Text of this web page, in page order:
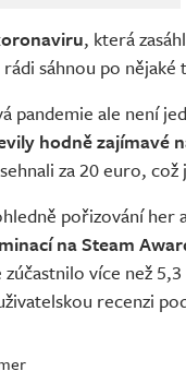
, která
sáhnou po
pandemie ale není
hodně zajímavé
za 20 euro,
pořizování her
na Steam
zúčastnilo více než
recenzi